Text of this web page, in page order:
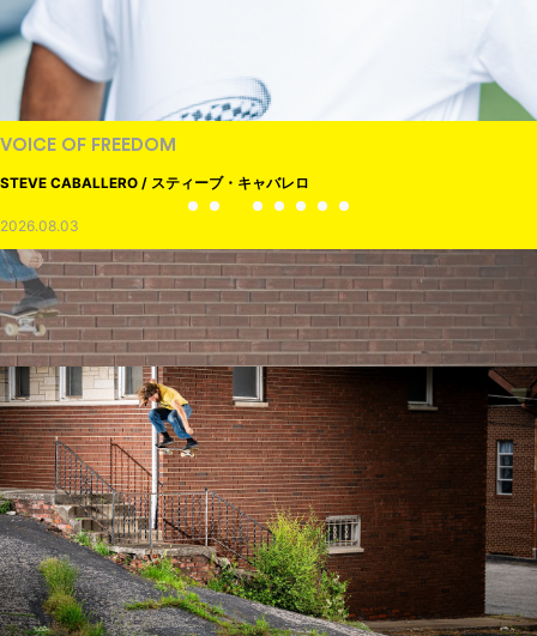
VOICE OF FREEDOM
STEVE CABALLERO / スティーブ・キャバレロ
2026.08.03